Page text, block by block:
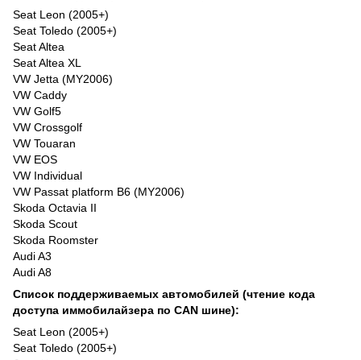
Seat Leon (2005+)
Seat Toledo (2005+)
Seat Altea
Seat Altea XL
VW Jetta (MY2006)
VW Caddy
VW Golf5
VW Crossgolf
VW Touaran
VW EOS
VW Individual
VW Passat platform B6 (MY2006)
Skoda Octavia II
Skoda Scout
Skoda Roomster
Audi A3
Audi A8
Список поддерживаемых автомобилей (чтение кода
доступа иммобилайзера по CAN шине):
Seat Leon (2005+)
Seat Toledo (2005+)